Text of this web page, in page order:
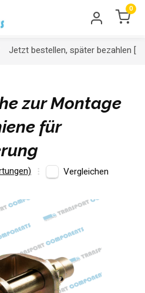
0
Jetzt bestellen, später bezahlen
zur Montage
für
Vergleichen